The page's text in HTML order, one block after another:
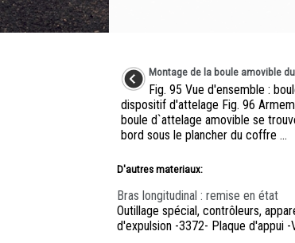
Montage de la boule amovible
Fig. 95 Vue d'ensemble :
dispositif d'attelage Fig. 96
boule d`attelage amovible se
bord sous le plancher du coffre ...
D'autres materiaux:
Bras longitudinal : remise en état
Outillage spécial, contrôleurs,
d'expulsion -3372- Plaque d'appui